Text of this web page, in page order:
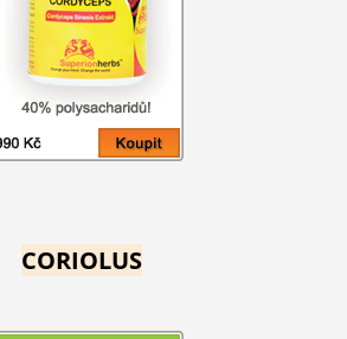
CORIOLUS